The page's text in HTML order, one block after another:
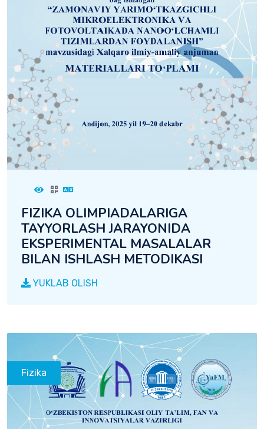
FIZIKA OLIMPIADALARIGA
TAYYORLASH JARAYONIDA
EKSPERIMENTAL MASALALAR
BILAN ISHLASH METODIKASI
YUKLAB OLISH
Fizika